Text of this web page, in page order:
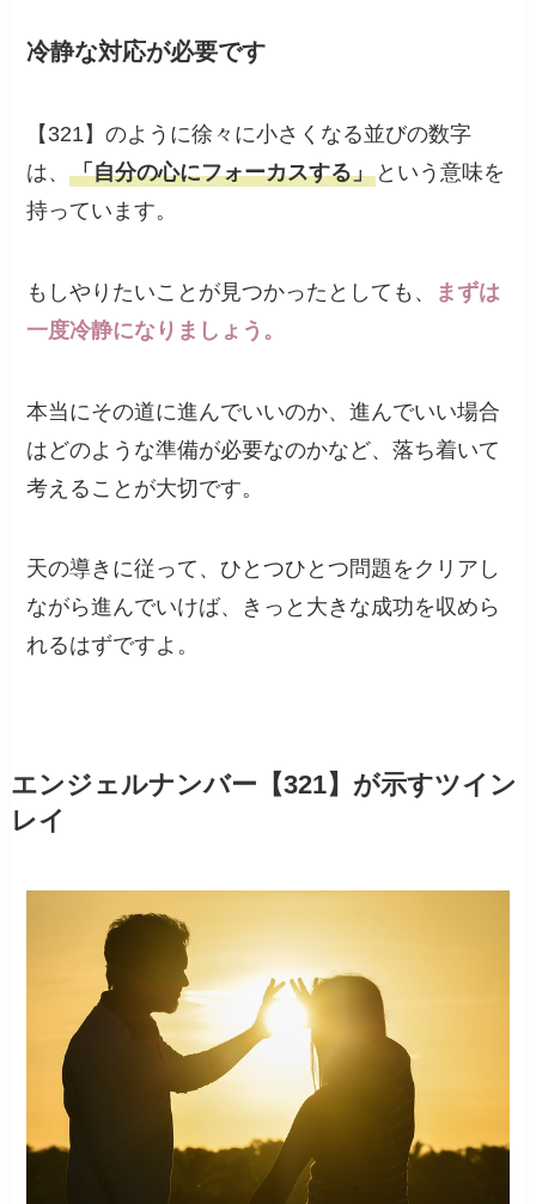
冷静な対応が必要です
【321】のように徐々に小さくなる並びの数字
は、「自分の心にフォーカスする」 という意味を
持っています。
もしやりたいことが見つかったとしても、
まずは
一度冷静になりましょう。
本当にその道に進んでいいのか、進んでいい場合
はどのような準備が必要なのかなど、落ち着いて
考えることが大切です。
天の導きに従って、ひとつひとつ問題をクリアし
ながら進んでいけば、きっと大きな成功を収めら
れるはずですよ。
エンジェルナンバー【321】が示すツイン
レイ